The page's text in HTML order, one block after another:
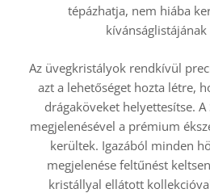
tépázhatja, nem hiába
kívánságlistájának
Az üvegkristályok rendkívül
azt a lehetőséget hozta létre,
drágaköveket helyettesítse.
megjelenésével a prémium
kerültek. Igazából minden
megjelenése feltűnést
kristállyal ellátott